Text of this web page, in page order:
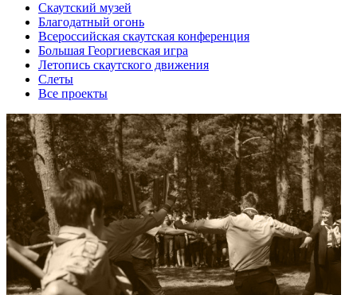
Скаутский музей
Благодатный огонь
Всероссийская скаутская конференция
Большая Георгиевская игра
Летопись скаутского движения
Слеты
Все проекты